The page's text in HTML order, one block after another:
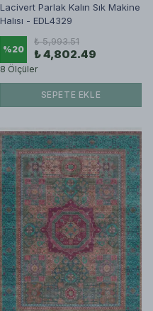
Lacivert Parlak Kalın Sık Makine
Halısı - EDL4329
%20
₺ 5,993.51
₺ 4,802.49
8 Ölçüler
SEPETE EKLE